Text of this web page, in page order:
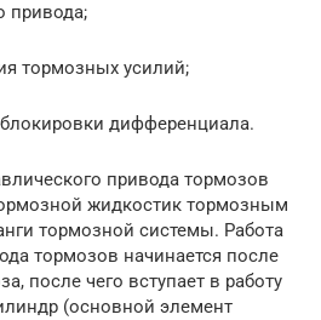
привода;
тормозных усилий;
дифференциала.
привода тормозов
жидкостик тормозным
тормозной системы. Работа
тормозов начинается после
после чего вступает в работу
(основной элемент